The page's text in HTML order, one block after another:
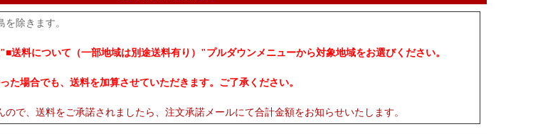
除きます。
送料について（一部地域は別途送料有り）"プルダウンメニューから対象地域をお選びください。
た場合でも、送料を加算させていただきます。ご了承ください。
で、送料をご承諾されましたら、注文承諾メールにて合計金額をお知らせいたします。